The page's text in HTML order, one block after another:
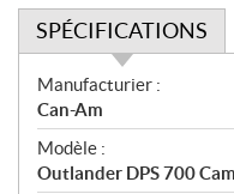
SPÉCIFICATIONS
S
p
é
c
Manufacturier :
Can-Am
Modèle :
Outlander DPS 700